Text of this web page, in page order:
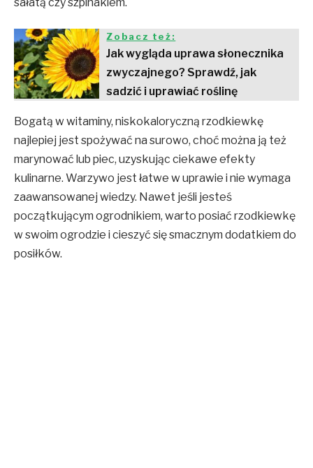
Zobacz też:
Jak wygląda uprawa słonecznika
zwyczajnego? Sprawdź, jak
sadzić i uprawiać roślinę
Bogatą w witaminy, niskokaloryczną rzodkiewkę
najlepiej jest spożywać na surowo, choć można ją też
marynować lub piec, uzyskując ciekawe efekty
kulinarne. Warzywo jest łatwe w uprawie i nie wymaga
zaawansowanej wiedzy. Nawet jeśli jesteś
początkującym ogrodnikiem, warto posiać rzodkiewkę
w swoim ogrodzie i cieszyć się smacznym dodatkiem do
posiłków.